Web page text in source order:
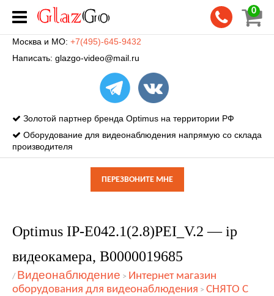
0
Москва и МО: +7(495)-645-9432
Написать: glazgo-video@mail.ru
Золотой партнер бренда Optimus на территории РФ
Оборудование для видеонаблюдения напрямую со склада
производителя
ПЕРЕЗВОНИТЕ МНЕ
Optimus IP-E042.1(2.8)PEI_V.2 — ip
видеокамера, В0000019685
/ Видеонаблюдение > Интернет магазин
оборудования для видеонаблюдения > СНЯТО С